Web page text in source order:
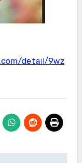
detail/9wz